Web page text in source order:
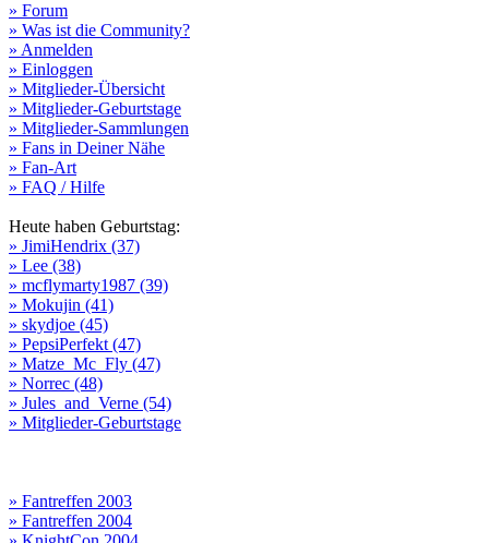
» Forum
» Was ist die Community?
» Anmelden
» Einloggen
» Mitglieder-Übersicht
» Mitglieder-Geburtstage
» Mitglieder-Sammlungen
» Fans in Deiner Nähe
» Fan-Art
» FAQ / Hilfe
Heute haben Geburtstag:
» JimiHendrix (37)
» Lee (38)
» mcflymarty1987 (39)
» Mokujin (41)
» skydjoe (45)
» PepsiPerfekt (47)
» Matze_Mc_Fly (47)
» Norrec (48)
» Jules_and_Verne (54)
» Mitglieder-Geburtstage
» Fantreffen 2003
» Fantreffen 2004